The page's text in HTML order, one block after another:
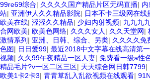
99re69综合| 久久久久国产精品片区无码直播|
站| 亚洲伊人久久精品影院| 日本不卡三级网在线
欧美在线| 涩涩久久精品| 少妇内射视频| 九九九
合网欧美| 欧美色网络| 久久久女人 | 久久天堂网|
激情系列 | 亚洲、日韩、综合、另类| 久久久久免
色图| 日日爱99| 最近2018中文字幕在线高清第
视频| 久久99午夜精品一区人妻| 免费看一级a性
精品毛片?v一区二区三区| 天天综合网日韩7799|
欧美1卡2卡3| 青青草乱入乱欲视频在线观看|